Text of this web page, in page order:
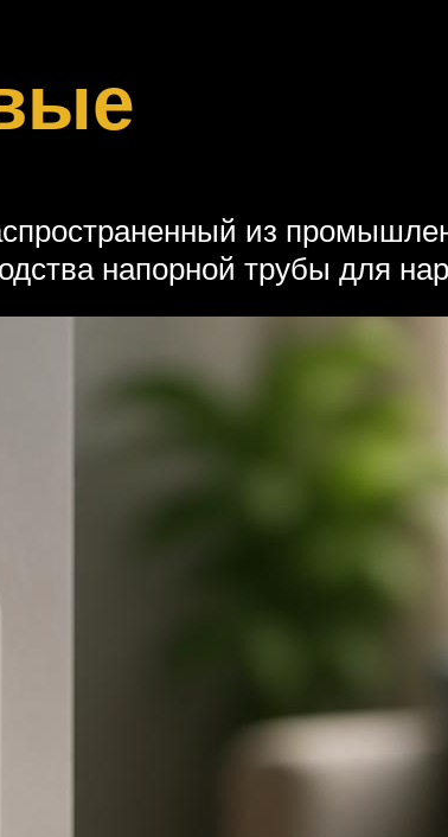
из
напорной трубы для